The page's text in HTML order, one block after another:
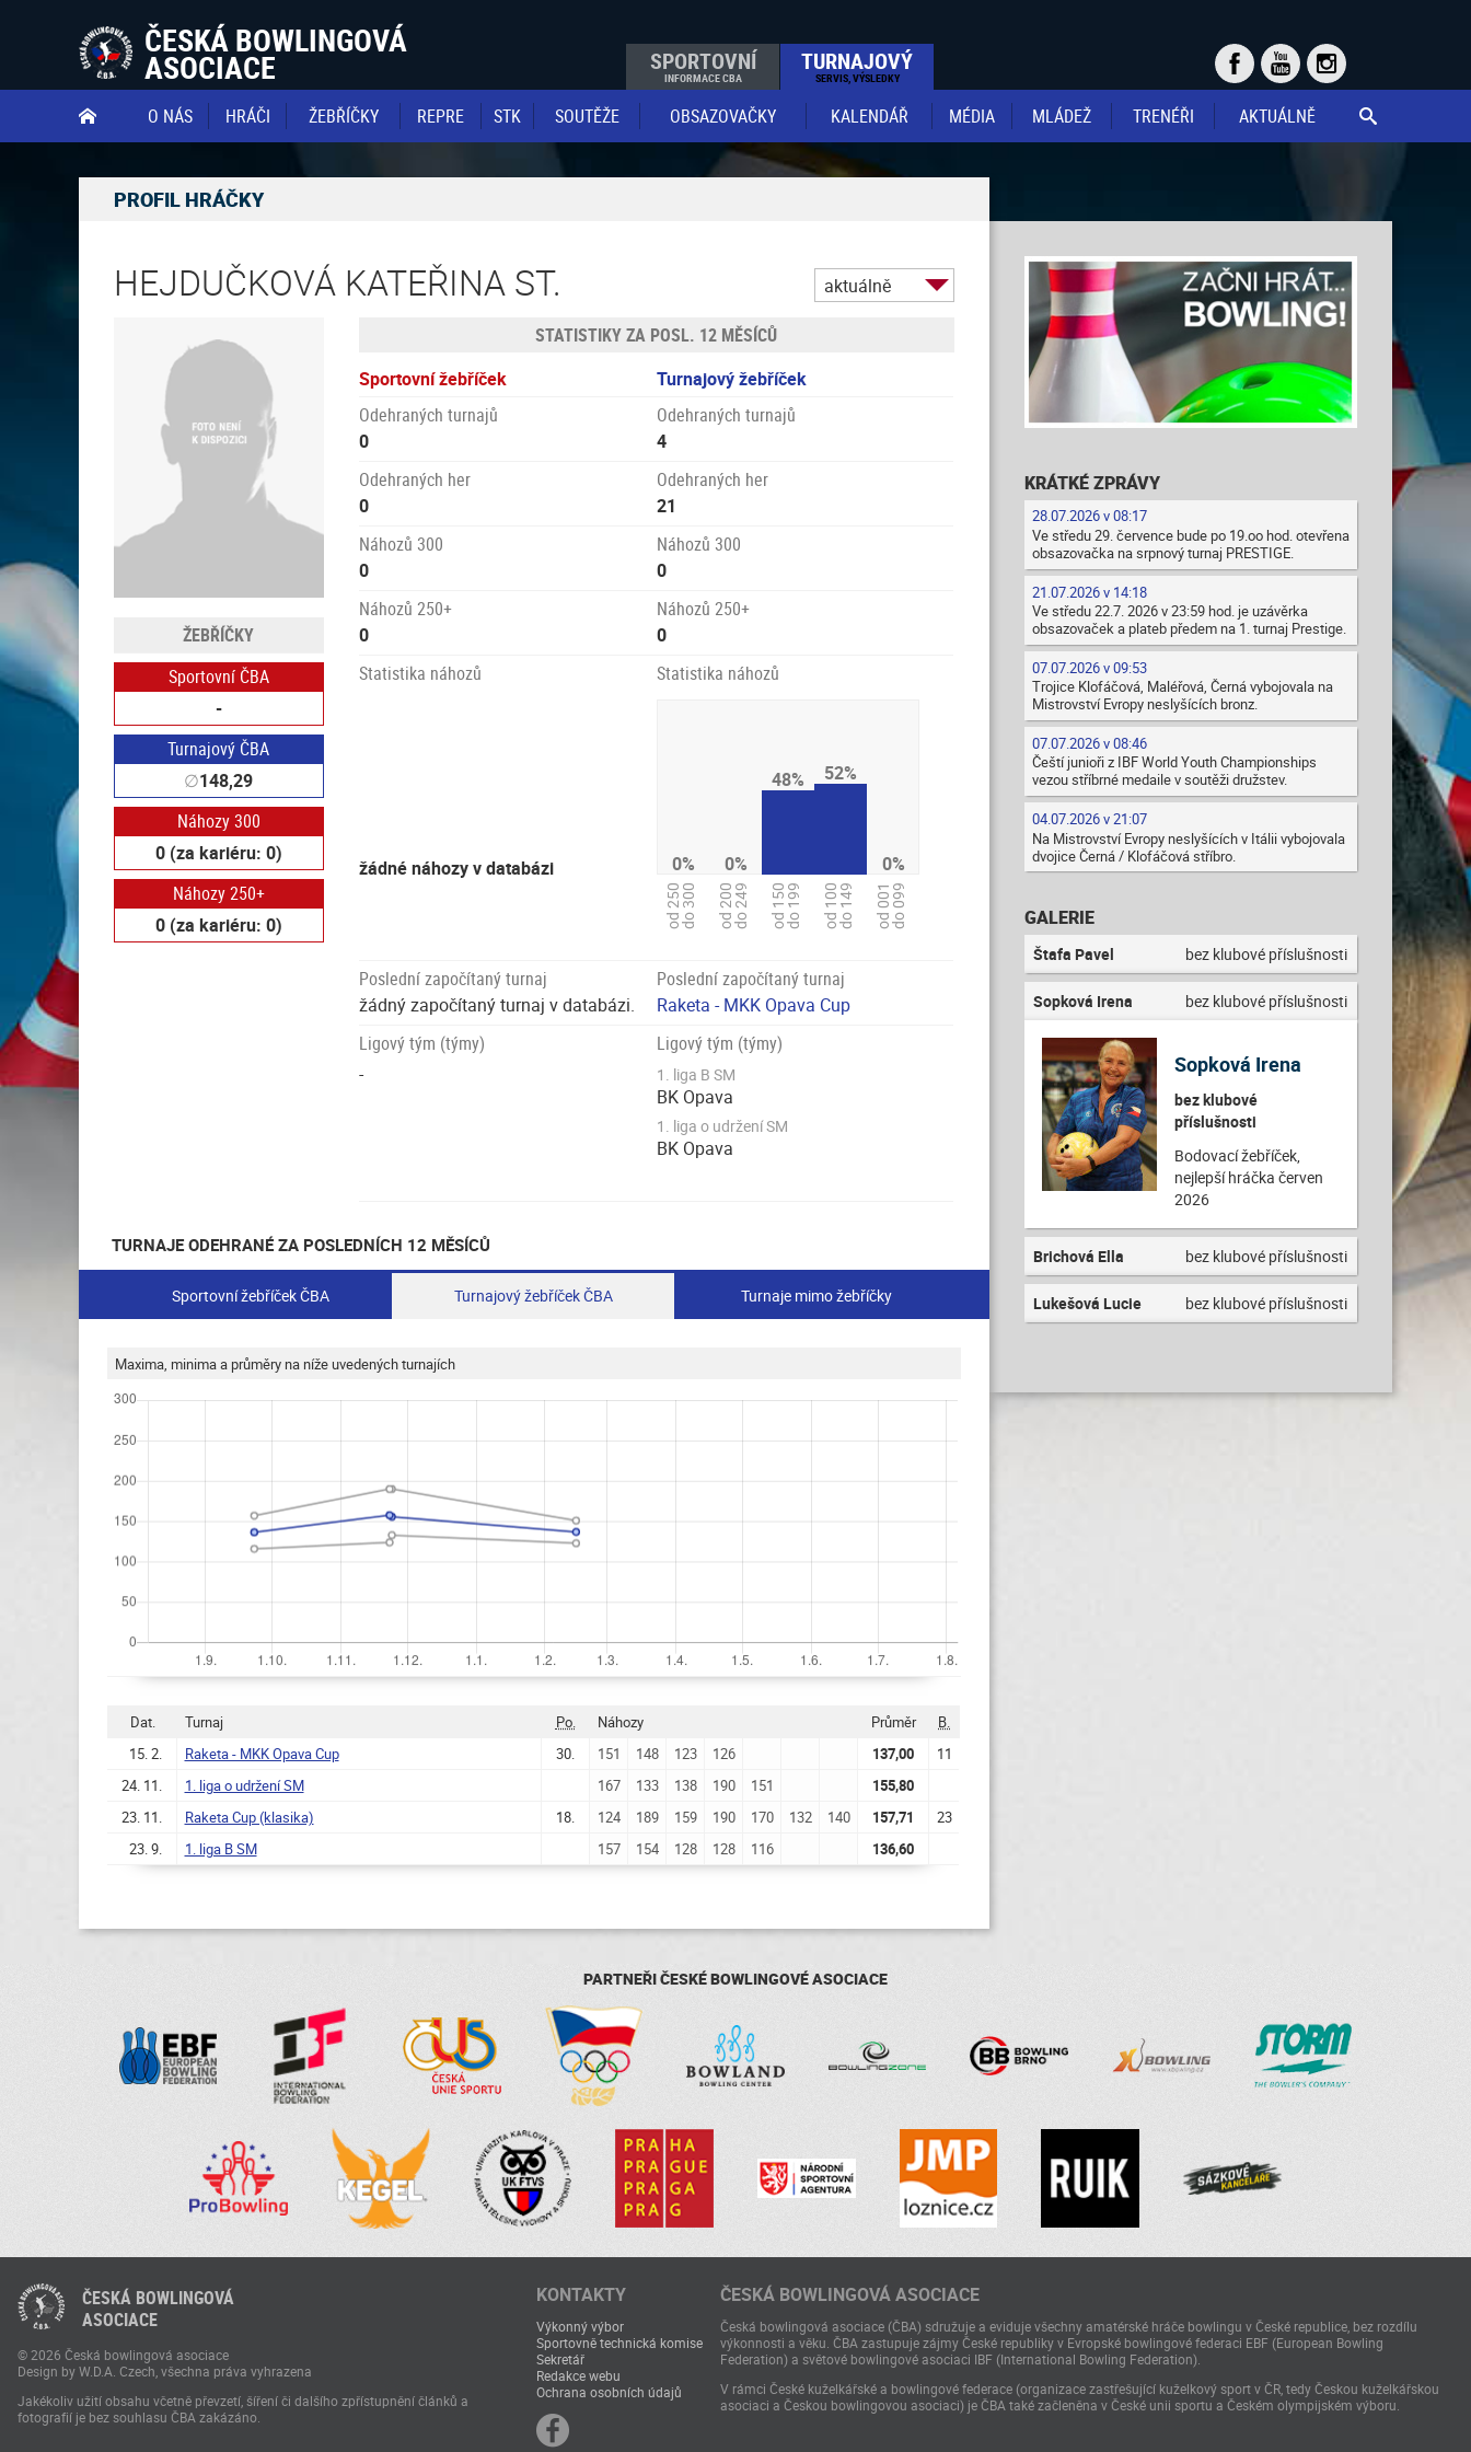
ČESKÁ BOWLINGOVÁ
ASOCIACE SPORTOVNÍ
INFORMACE CBA
TURNAJOVÝ
SERVIS, VÝSLEDKY

 O NÁS HRÁČI ŽEBŘÍČKY REPRE STK SOUTĚŽE OBSAZOVAČKY KALENDÁŘ MÉDIA MLÁDEŽ TRENÉŘI AKTUÁLNĚ
PROFIL HRÁČKY
HEJDUČKOVÁ KATEŘINA ST. aktuálně
ŽEBŘÍČKY
Sportovní ČBA
-
Turnajový ČBA
∅148,29
Náhozy 300
0 (za kariéru: 0)
Náhozy 250+
0 (za kariéru: 0)
STATISTIKY ZA POSL. 12 MĚSÍCŮ
Sportovní žebříček
Turnajový žebříček
Odehraných turnajů
Odehraných turnajů
0
4
Odehraných her
Odehraných her
0
21
Náhozů 300
Náhozů 300
0
0
Náhozů 250+
Náhozů 250+
0
0
Statistika náhozů
Statistika náhozů
žádné náhozy v databázi 0%
od 250do 300
0%
od 200do 249
48%
od 150do 199
52%
od 100do 149
0%
od 001do 099
Poslední započítaný turnaj
Poslední započítaný turnaj
žádný započítaný turnaj v databázi.
Raketa - MKK Opava Cup
Ligový tým (týmy)
Ligový tým (týmy)
-
1. liga B SM
BK Opava
1. liga o udržení SM
BK Opava
TURNAJE ODEHRANÉ ZA POSLEDNÍCH 12 MĚSÍCŮ
Sportovní žebříček ČBA Turnajový žebříček ČBA Turnaje mimo žebříčky
Maxima, minima a průměry na níže uvedených turnajích
Dat. Turnaj Po. Náhozy Průměr
B.
15. 2.
Raketa - MKK Opava Cup 30. 151 148 123 126 137,00
11
24. 11.
1. liga o udržení SM 167 133 138 190 151
155,80
23. 11.
Raketa Cup (klasika) 18. 124 189 159 190 170 132 140 157,71
23
23. 9.
1. liga B SM 157 154 128 128 116 136,60
KRÁTKÉ ZPRÁVY
28.07.2026 v 08:17
Ve středu 29. července bude po 19.oo hod. otevřena
obsazovačka na srpnový turnaj PRESTIGE.
21.07.2026 v 14:18
Ve středu 22.7. 2026 v 23:59 hod. je uzávěrka
obsazovaček a plateb předem na 1. turnaj Prestige.
07.07.2026 v 09:53
Trojice Klofáčová, Maléřová, Černá vybojovala na
Mistrovství Evropy neslyšících bronz.
07.07.2026 v 08:46
Čeští junioři z IBF World Youth Championships
vezou stříbrné medaile v soutěži družstev.
04.07.2026 v 21:07
Na Mistrovství Evropy neslyšících v Itálii vybojovala
dvojice Černá / Klofáčová stříbro.
GALERIE
Štafa Pavel bez klubové příslušnosti
Sopková Irena bez klubové příslušnosti
Sopková Irena
bez klubové
příslušnosti
Bodovací žebříček,
nejlepší hráčka červen
2026
Brichová Ella bez klubové příslušnosti
Lukešová Lucie bez klubové příslušnosti
PARTNEŘI ČESKÉ BOWLINGOVÉ ASOCIACE
ČESKÁ BOWLINGOVÁ
ASOCIACE
© 2026 Česká bowlingová asociace
Design by W.D.A. Czech, všechna práva vyhrazena
Jakékoliv užití obsahu včetně převzetí, šíření či dalšího zpřístupnění článků a
fotografií je bez souhlasu ČBA zakázáno.
KONTAKTY
Výkonný výbor
Sportovně technická komise
Sekretář
Redakce webu
Ochrana osobních údajů
ČESKÁ BOWLINGOVÁ ASOCIACE
Česká bowlingová asociace (ČBA) sdružuje a eviduje všechny amatérské hráče bowlingu v České republice, bez rozdílu
výkonnosti a věku. ČBA zastupuje zájmy České republiky v Evropské bowlingové federaci EBF (European Bowling
Federation) a světové bowlingové asociaci IBF (International Bowling Federation).
V rámci České kuželkářské a bowlingové federace (organizace zastřešující kuželkový sport v ČR, tedy Českou kuželkářskou
asociaci a Českou bowlingovou asociaci) je ČBA také začleněna v České unii sportu a Českém olympijském výboru.